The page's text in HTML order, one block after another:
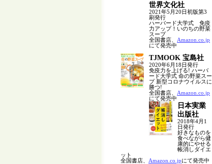
世界文化社
2021年5月20日初版第3
刷発行
ハーバード大学式 免疫
力アップ！いのちの野菜
スープ
全国書店、 Amazon.co.jp
にて発売中
TJMOOK 宝島社
2020年6月18日発行
免疫力を上げる! ハーバ
ード大学式 命の野菜スー
プ 新型コロナウイルスに
勝つ!
全国書店、 Amazon.co.jp
にて発売中
日本実業
出版社
2018年4月1
日発行
好きなものを
食べながら健
康的にやせる
帳消しダイエ
ット
全国書店、 Amazon.co.jpにて発売中